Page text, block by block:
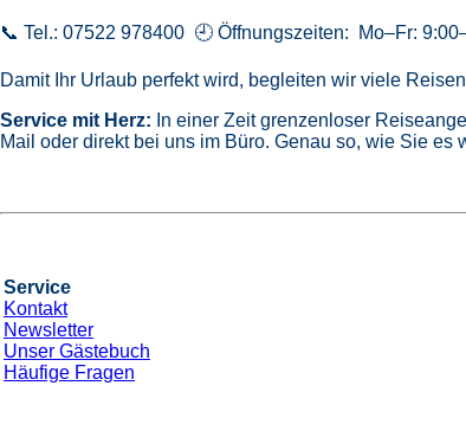
📞 Tel.: 07522 978400 🕘 Öffnungszeiten: Mo–Fr:
Damit Ihr Urlaub perfekt wird, begleiten wir viele
Service mit Herz: In einer Zeit grenzenloser
Mail oder direkt bei uns im Büro. Genau so, wie Sie es
Service
Kontakt
Newsletter
Unser Gästebuch
Häufige Fragen